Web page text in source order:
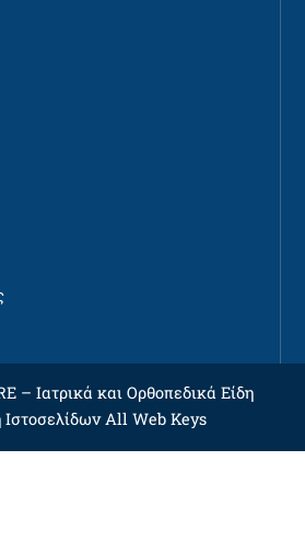
– Ιατρικά και Ορθοπεδικά Είδη
All Web Keys